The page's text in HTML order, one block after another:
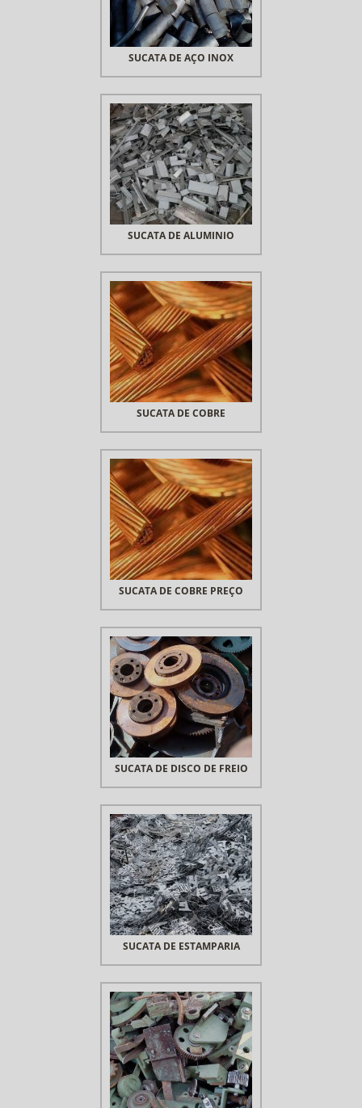
SUCATA DE AÇO INOX
SUCATA DE ALUMINIO
SUCATA DE COBRE
SUCATA DE COBRE PREÇO
SUCATA DE DISCO DE FREIO
SUCATA DE ESTAMPARIA